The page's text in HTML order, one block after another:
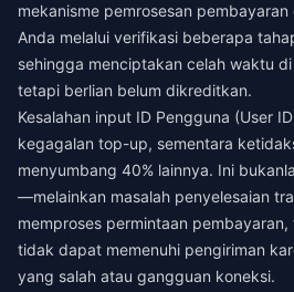
mekanisme pemrosesan
Anda melalui verifikasi beberapa
sehingga menciptakan celah waktu
tetapi berlian belum dikreditkan.
Kesalahan input ID Pengguna (User
kegagalan top-up, sementara
menyumbang 40% lainnya. Ini
—melainkan masalah penyelesaian
memproses permintaan
tidak dapat memenuhi pengiriman
yang salah atau gangguan koneksi.